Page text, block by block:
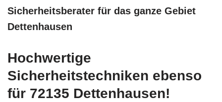
Sicherheitsberater für das ganze Gebiet
Dettenhausen
Hochwertige
Sicherheitstechniken ebenso
für 72135 Dettenhausen!